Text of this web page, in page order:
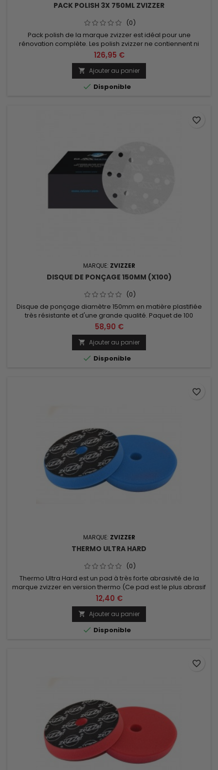
PACK POLISH 3X 750ML ZVIZZER
(0)
Pack polish de la marque zvizzer est idéal pour une
rénovation complète. Les polish zvizzer ne contiennent ni
fillers, ni silicone. Contenu du kit: 1x 750ml de fine cut, 1x 750ml
de medium cut, 1x 750ml de heavy cut.
126,95 €
 Ajouter au panier
 Disponible
MARQUE: ZVIZZER
DISQUE DE PONÇAGE 150MM (X100)
(0)
Disque de ponçage diamètre 150mm en matière plastifiée
très résistante et d'une grande qualité. Paquet de 100
disques. Abrasivité p2000 ou p3000 au choix.
58,90 €
 Ajouter au panier
 Disponible
favorite_border
MARQUE: ZVIZZER
THERMO ULTRA HARD
(0)
Thermo Ultra Hard est un pad à très forte abrasivité de la
marque zvizzer en version thermo (Ce pad est le plus abrasif
de la gamme zvizzer en mousse). Diamètre de 76/90 ou
125/140mm au choix.
12,40 €
 Ajouter au panier
 Disponible
favorite_border
favorite_border